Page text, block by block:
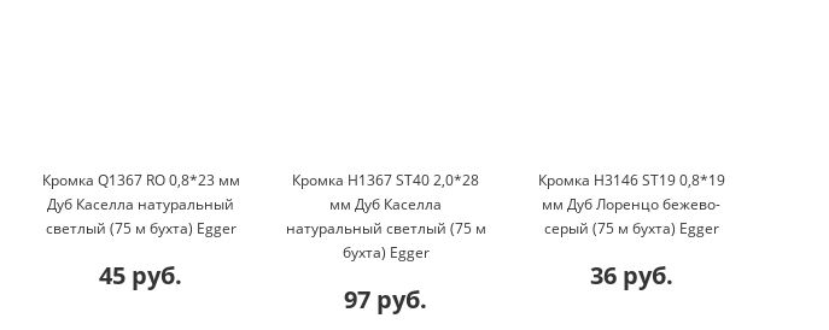
Кромка Q1367 RO 0,8*23 мм
Дуб Каселла натуральный
светлый (75 м бухта) Egger
45 руб.
Кромка H1367 ST40 2,0*28
мм Дуб Каселла
натуральный светлый (75 м
бухта) Egger
97 руб.
Кромка H3146 ST19 0,8*19
мм Дуб Лоренцо бежево-
серый (75 м бухта) Egger
36 руб.